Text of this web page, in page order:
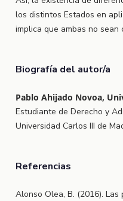
los distintos Estados en
implica que ambas no sean
Biografía del autor/a
Pablo Ahijado Novoa,
Estudiante de Derecho y
Universidad Carlos III de
Referencias
Alonso Olea, B. (2016).